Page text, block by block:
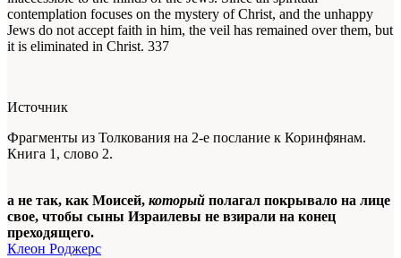
contemplation focuses on the mystery of Christ, and the unhappy
Jews do not accept faith in him, the veil has remained over them, but
it is eliminated in Christ. 337
Источник
Фрагменты из Толкования на 2-е послание к Коринфянам.
Книга 1, слово 2.
а не так, как Моисей, который полагал покрывало на лице
свое, чтобы сыны Израилевы не взирали на конец
преходящего.
Клеон Роджерс